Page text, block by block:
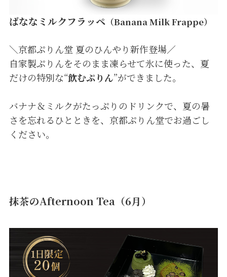
ばななミルクフラッペ（Banana Milk Frappe）
＼京都ぷりん堂 夏のひんやり新作登場／
自家製ぷりんをそのまま凍らせて氷に使った、夏
だけの特別な“飲むぷりん”ができました。
バナナ＆ミルクがたっぷりのドリンクで、夏の暑
さを忘れるひとときを、京都ぷりん堂でお過ごし
ください。
抹茶のAfternoon Tea（6月）